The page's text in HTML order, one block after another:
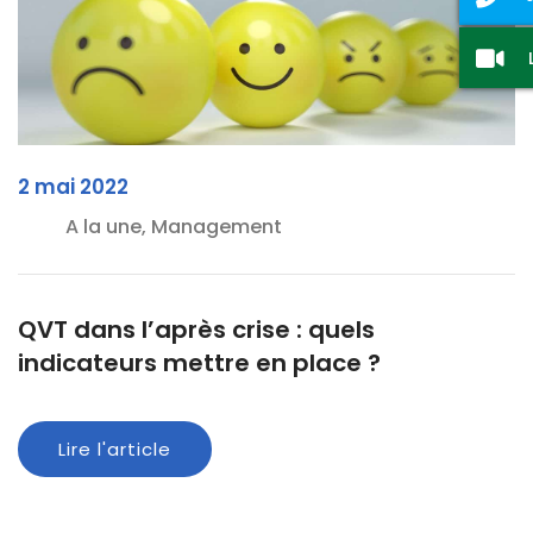
2 mai 2022
A la une, Management
QVT dans l’après crise : quels
indicateurs mettre en place ?
Lire l'article